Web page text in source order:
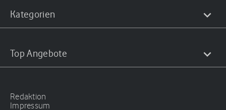
Kategorien
Top Angebote
Redaktion
Impressum